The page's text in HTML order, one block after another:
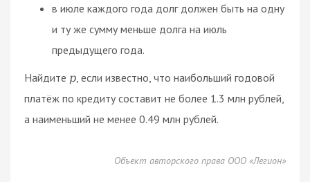
в июле каждого года долг должен быть на одну
и ту же сумму меньше долга на июль
предыдущего года.
Найдите p , если известно, что наибольший годовой
платёж по кредиту составит не более 1.3 млн рублей,
а наименьший не менее 0.49 млн рублей.
Объект авторского права ООО «Легион»